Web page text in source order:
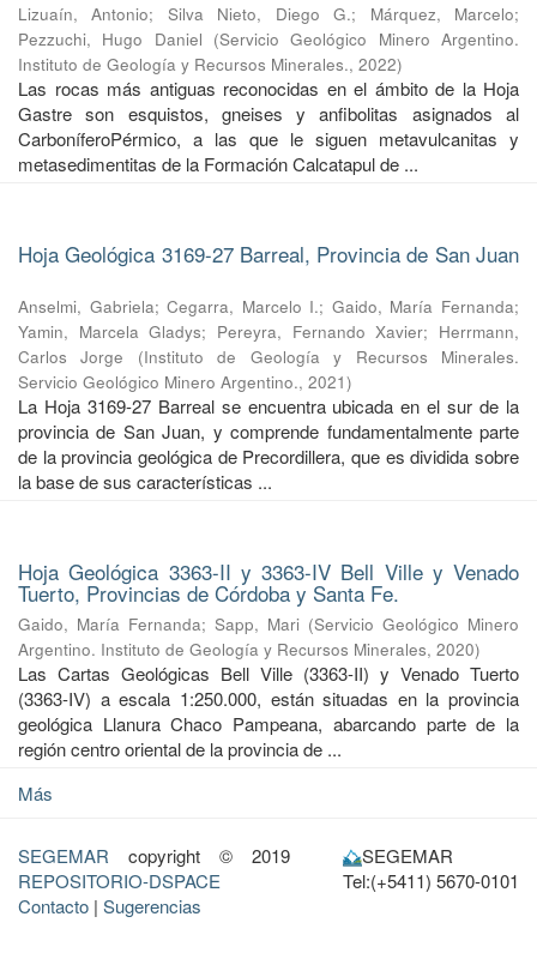
Lizuaín, Antonio; Silva Nieto, Diego G.; Márquez, Marcelo;
Pezzuchi, Hugo Daniel (Servicio Geológico Minero Argentino.
Instituto de Geología y Recursos Minerales., 2022)
Las rocas más antiguas reconocidas en el ámbito de la Hoja
Gastre son esquistos, gneises y anfibolitas asignados al
CarboníferoPérmico, a las que le siguen metavulcanitas y
metasedimentitas de la Formación Calcatapul de ...
Hoja Geológica 3169-27 Barreal, Provincia de San Juan
Anselmi, Gabriela;Cegarra, Marcelo I.; Gaido, María Fernanda;
Yamin, Marcela Gladys; Pereyra, Fernando Xavier; Herrmann,
Carlos Jorge
(Instituto de Geología y Recursos Minerales.
Servicio Geológico Minero Argentino., 2021)
La Hoja 3169-27 Barreal se encuentra ubicada en el sur de la
provincia de San Juan, y comprende fundamentalmente parte
de la provincia geológica de Precordillera, que es dividida sobre
la base de sus características ...
Hoja Geológica 3363-II y 3363-IV Bell Ville y Venado
Tuerto, Provincias de Córdoba y Santa Fe.
Gaido, María Fernanda; Sapp, Mari (Servicio Geológico Minero
Argentino. Instituto de Geología y Recursos Minerales, 2020)
Las Cartas Geológicas Bell Ville (3363-II) y Venado Tuerto
(3363-IV) a escala 1:250.000, están situadas en la provincia
geológica Llanura Chaco Pampeana, abarcando parte de la
región centro oriental de la provincia de ...
Más
SEGEMAR copyright © 2019
REPOSITORIO-DSPACE
Contacto | Sugerencias
SEGEMAR
Tel:(+5411) 5670-0101